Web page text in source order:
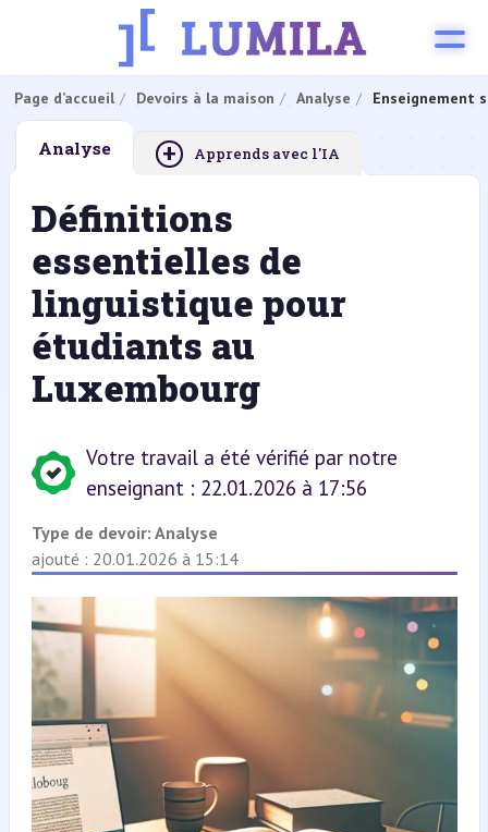
Page d’accueil Devoirs à la maison Analyse Enseignement
Analyse + Apprends avec l'IA
Définitions
essentielles de
linguistique pour
étudiants au
Luxembourg
Votre travail a été vérifié par notre
enseignant : 22.01.2026 à 17:56
Type de devoir: Analyse
ajouté : 20.01.2026 à 15:14